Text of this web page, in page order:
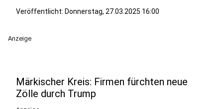
Veröffentlicht: Donnerstag, 27.03.2025 16:00
Anzeige
Märkischer Kreis: Firmen fürchten neue
Zölle durch Trump